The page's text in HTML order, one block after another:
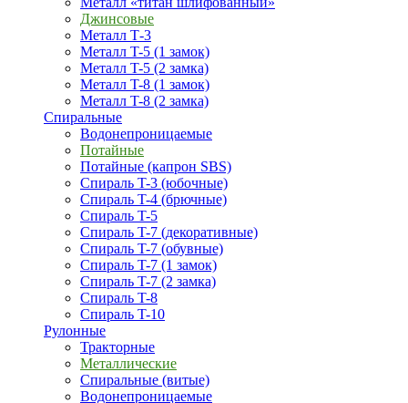
Джинсовые
Металл Т-3
Металл T-5 (1 замок)
Металл T-5 (2 замка)
Металл T-8 (1 замок)
Металл T-8 (2 замка)
Спиральные
Водонепроницаемые
Потайные
Потайные (капрон SBS)
Спираль T-3 (юбочные)
Спираль T-4 (брючные)
Спираль T-5
Спираль T-7 (декоративные)
Спираль T-7 (обувные)
Спираль T-7 (1 замок)
Спираль T-7 (2 замка)
Спираль T-8
Спираль T-10
Рулонные
Тракторные
Металлические
Спиральные (витые)
Водонепроницаемые